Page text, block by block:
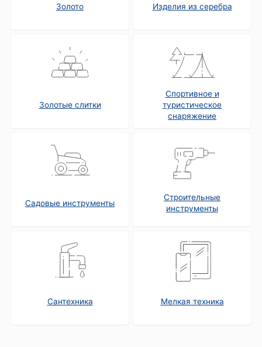
Золото Изделия из серебра
Золотые слитки
Спортивное и
туристическое
снаряжение
Садовые инструменты
Строительные
инструменты
Сантехника Мелкая техника